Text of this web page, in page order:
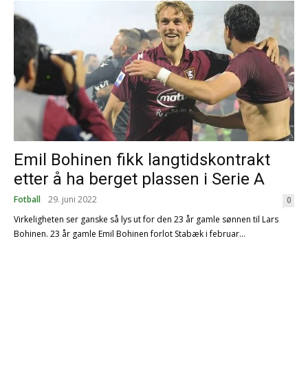
Emil Bohinen fikk langtidskontrakt
etter å ha berget plassen i Serie A
Fotball 29. juni 2022
0
Virkeligheten ser ganske så lys ut for den 23 år gamle sønnen til Lars
Bohinen. 23 år gamle Emil Bohinen forlot Stabæk i februar...